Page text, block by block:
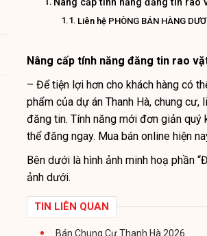
Nâng cấp tính năng đăng tin rao
Liên hệ PHÒNG BÁN HÀNG
Nâng cấp tính năng đăng tin rao
– Để tiện lợi hơn cho khách hàng có
phẩm của dự án Thanh Hà, chung
đăng tin. Tính năng mới đơn giản quý
thể đăng ngay. Mua bán online hiện
Bên dưới là hình ảnh minh hoạ phần
ảnh dưới.
TIN LIÊN QUAN
Bán Chung Cư Thanh Hà 2026